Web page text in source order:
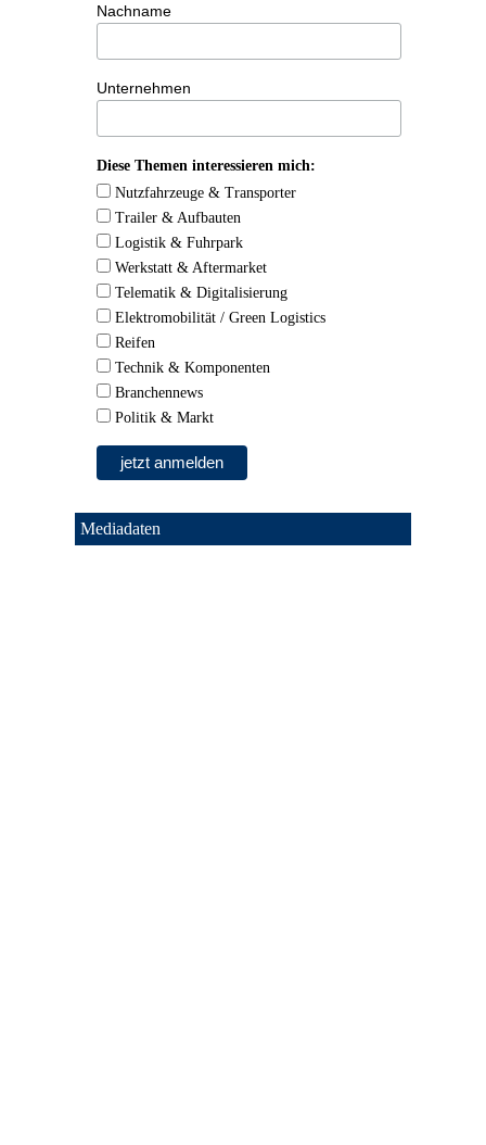
Nachname
Unternehmen
Diese Themen interessieren mich:
Nutzfahrzeuge & Transporter
Trailer & Aufbauten
Logistik & Fuhrpark
Werkstatt & Aftermarket
Telematik & Digitalisierung
Elektromobilität / Green Logistics
Reifen
Technik & Komponenten
Branchennews
Politik & Markt
Mediadaten